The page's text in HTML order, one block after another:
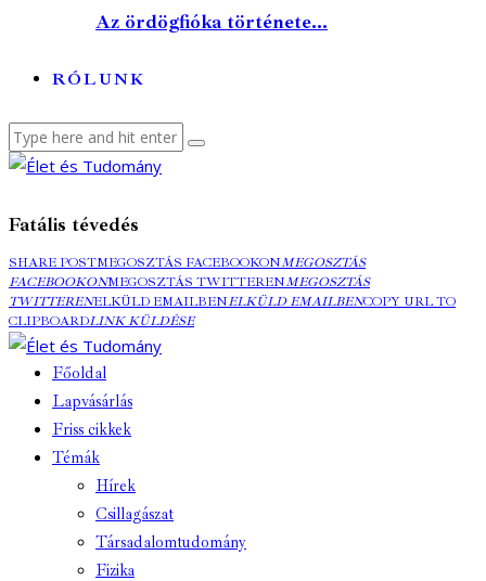
Az ördögfióka története...
RÓLUNK
Fatális tévedés
SHARE POSTMEGOSZTÁS FACEBOOKONMEGOSZTÁS
FACEBOOKONMEGOSZTÁS TWITTERENMEGOSZTÁS
TWITTERENELKÜLD EMAILBENELKÜLD EMAILBENCOPY URL TO
CLIPBOARDLINK KÜLDÉSE
Főoldal
Lapvásárlás
Friss cikkek
Témák
Hírek
Csillagászat
Társadalomtudomány
Fizika